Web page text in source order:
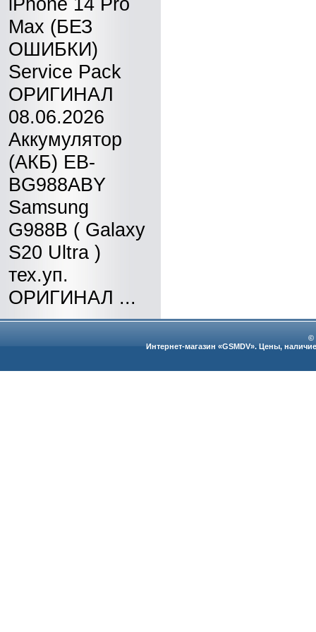
Max (БЕЗ
ОШИБКИ)
Service Pack
ОРИГИНАЛ
08.06.2026
Аккумулятор
(АКБ) EB-
BG988ABY
Samsung
G988B ( Galaxy
S20 Ultra )
тех.уп.
ОРИГИНАЛ ...
©
Интернет-магазин «GSMDV». Цены,